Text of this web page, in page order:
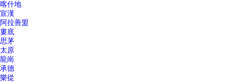
喀什地
宣漢
阿拉善盟
婁底
思茅
太原
龍崗
承德
樂從